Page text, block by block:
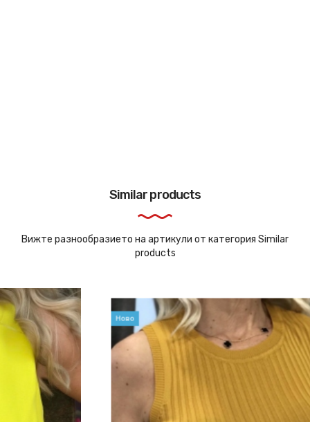
Similar products
Вижте разнообразието на артикули от категория Similar
products
Ново